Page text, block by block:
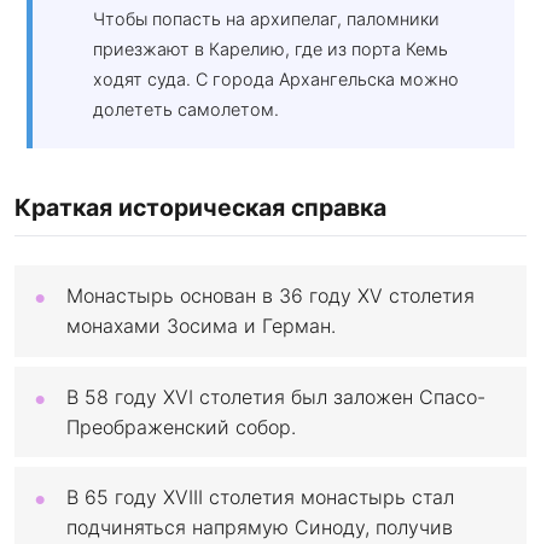
Чтобы попасть на архипелаг, паломники
приезжают в Карелию, где из порта Кемь
ходят суда. С города Архангельска можно
долететь самолетом.
Краткая историческая справка
Монастырь основан в 36 году XV столетия
монахами Зосима и Герман.
В 58 году XVI столетия был заложен Спасо-
Преображенский собор.
В 65 году XVIII столетия монастырь стал
подчиняться напрямую Синоду, получив